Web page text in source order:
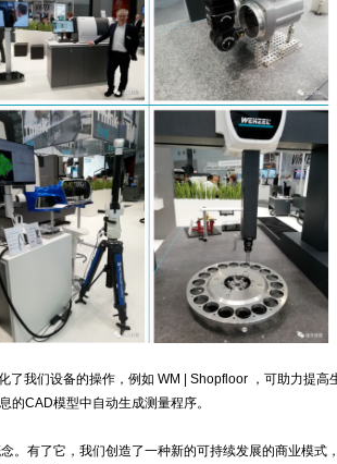
了我们设备的操作，例如 WM | Shopfloor ，可助力提高
的CAD模型中自动生成测量程序。
。有了它，我们创造了一种新的可持续发展的商业模式